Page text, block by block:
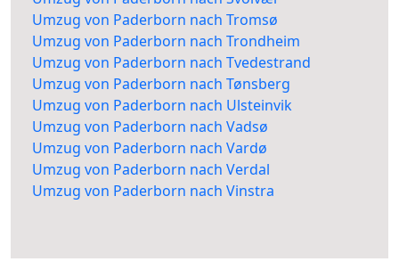
Umzug von Paderborn nach Tromsø
Umzug von Paderborn nach Trondheim
Umzug von Paderborn nach Tvedestrand
Umzug von Paderborn nach Tønsberg
Umzug von Paderborn nach Ulsteinvik
Umzug von Paderborn nach Vadsø
Umzug von Paderborn nach Vardø
Umzug von Paderborn nach Verdal
Umzug von Paderborn nach Vinstra